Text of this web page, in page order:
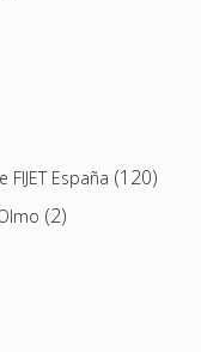
España (120)
(2)